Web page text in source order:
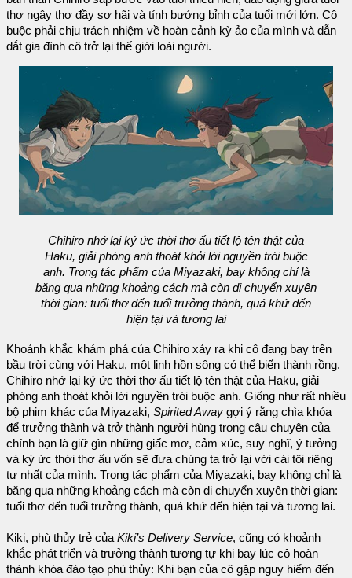
thơ ngây thơ đầy sợ hãi và tính bướng bỉnh của tuổi mới lớn. Cô
buộc phải chịu trách nhiệm về hoàn cảnh kỳ ảo của mình và dẫn
dắt gia đình cô trở lại thế giới loài người.
Chihiro nhớ lại ký ức thời thơ ấu tiết lộ tên thật của
Haku, giải phóng anh thoát khỏi lời nguyền trói buộc
anh. Trong tác phẩm của Miyazaki, bay không chỉ là
băng qua những khoảng cách mà còn di chuyển xuyên
thời gian: tuổi thơ đến tuổi trưởng thành, quá khứ đến
hiện tại và tương lai
Khoảnh khắc khám phá của Chihiro xảy ra khi cô đang bay trên
bầu trời cùng với Haku, một linh hồn sông có thể biến thành rồng.
Chihiro nhớ lại ký ức thời thơ ấu tiết lộ tên thật của Haku, giải
phóng anh thoát khỏi lời nguyền trói buộc anh. Giống như rất nhiều
bộ phim khác của Miyazaki, Spirited Away gợi ý rằng chìa khóa
để trưởng thành và trở thành người hùng trong câu chuyện của
chính bạn là giữ gìn những giấc mơ, cảm xúc, suy nghĩ, ý tưởng
và ký ức thời thơ ấu vốn sẽ đưa chúng ta trở lại với cái tôi riêng
tư nhất của mình. Trong tác phẩm của Miyazaki, bay không chỉ là
băng qua những khoảng cách mà còn di chuyển xuyên thời gian:
tuổi thơ đến tuổi trưởng thành, quá khứ đến hiện tại và tương lai.
Kiki, phù thủy trẻ của Kiki’s Delivery Service, cũng có khoảnh
khắc phát triển và trưởng thành tương tự khi bay lúc cô hoàn
thành khóa đào tạo phù thủy: Khi bạn của cô gặp nguy hiểm đến